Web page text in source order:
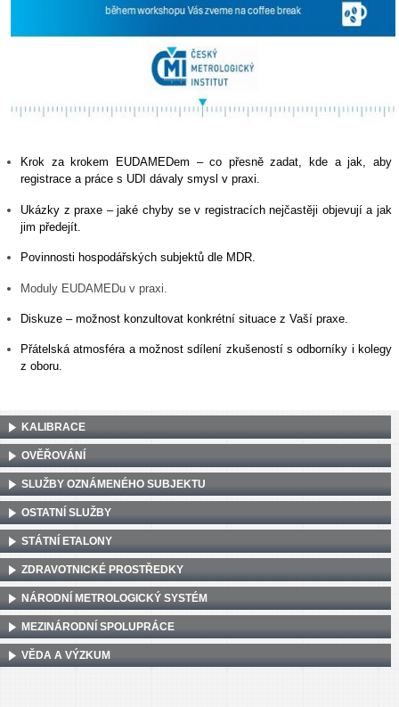
Krok za krokem EUDAMEDem – co přesně zadat, kde a jak, aby
registrace a práce s UDI dávaly smysl v praxi.
Ukázky z praxe – jaké chyby se v registracích nejčastěji objevují a jak
jim předejít.
Povinnosti hospodářských subjektů dle MDR.
Moduly EUDAMEDu v praxi.
Diskuze – možnost konzultovat konkrétní situace z Vaší praxe.
Přátelská atmosféra a možnost sdílení zkušeností s odborníky i kolegy
z oboru.
KALIBRACE
OVĚŘOVÁNÍ
SLUŽBY OZNÁMENÉHO SUBJEKTU
OSTATNÍ SLUŽBY
STÁTNÍ ETALONY
ZDRAVOTNICKÉ PROSTŘEDKY
NÁRODNÍ METROLOGICKÝ SYSTÉM
MEZINÁRODNÍ SPOLUPRÁCE
VĚDA A VÝZKUM